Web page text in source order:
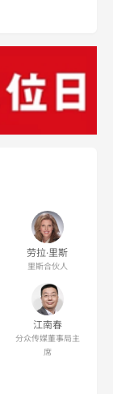
劳拉·里斯
里斯合伙人
江南春
分众传媒董事局主
席